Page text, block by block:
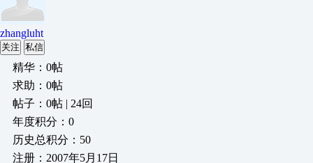
zhangluht
关注 私信
精华：0帖
求助：0帖
帖子：0帖 | 24回
年度积分：0
历史总积分：50
注册：2007年5月17日